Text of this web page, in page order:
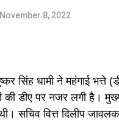
November 8, 2022
सिंह धामी ने महंगाई भत्ते
की डीए पर नजर लगी है।
सचिव वित्त दिलीप